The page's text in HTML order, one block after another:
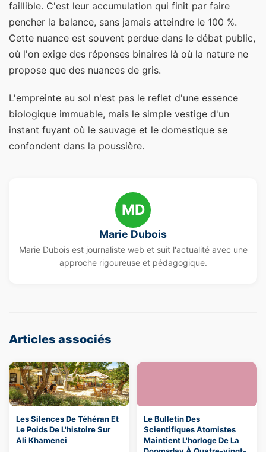
faillible. C'est leur accumulation qui finit par faire
pencher la balance, sans jamais atteindre le 100 %.
Cette nuance est souvent perdue dans le débat public,
où l'on exige des réponses binaires là où la nature ne
propose que des nuances de gris.
L'empreinte au sol n'est pas le reflet d'une essence
biologique immuable, mais le simple vestige d'un
instant fuyant où le sauvage et le domestique se
confondent dans la poussière.
MD
Marie Dubois
Marie Dubois est journaliste web et suit l'actualité avec une
approche rigoureuse et pédagogique.
Articles associés
Les Silences De Téhéran Et
Le Poids De L'histoire Sur
Ali Khamenei
Le Bulletin Des
Scientifiques Atomistes
Maintient L'horloge De La